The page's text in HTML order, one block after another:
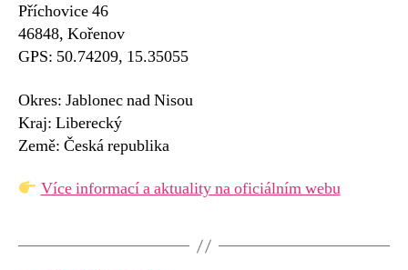
Příchovice 46
46848, Kořenov
GPS: 50.74209, 15.35055
Okres: Jablonec nad Nisou
Kraj: Liberecký
Země: Česká republika
Více informací a aktuality na oficiálním webu